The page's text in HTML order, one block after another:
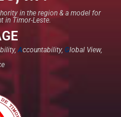
in the region & a model for
in Timor-Leste.
Accountability, Global View,